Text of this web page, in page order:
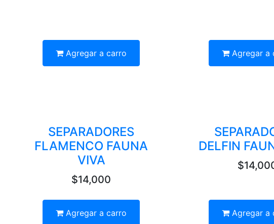
Agregar a carro Agregar a
SEPARADORES
FLAMENCO FAUNA
VIVA
$14,000
Agregar a carro
DELFIN
Agregar a